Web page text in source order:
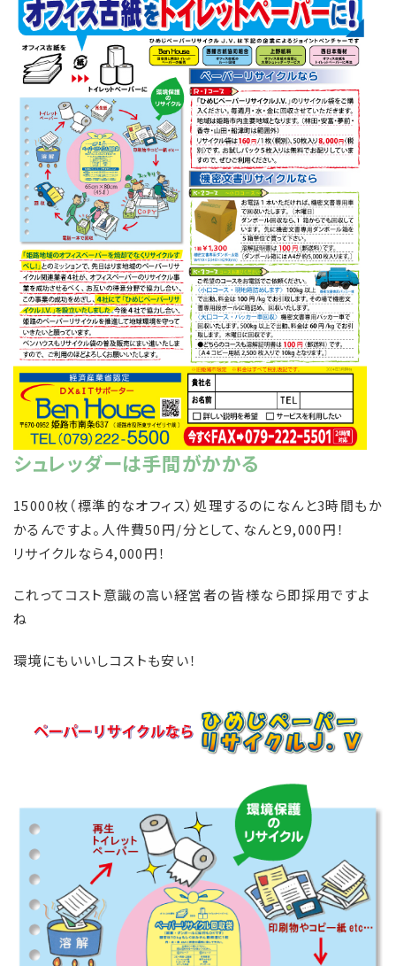
シュレッダーは手間がかかる
15000枚（標準的なオフィス）処理するのになんと3時間もか
かるんですよ。人件費50円/分として、なんと9,000円！
リサイクルなら4,000円！
これってコスト意識の高い経営者の皆様なら即採用ですよ
ね
環境にもいいしコストも安い！